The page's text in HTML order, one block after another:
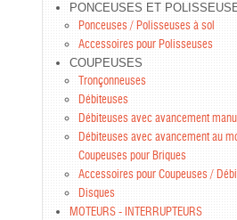
PONCEUSES ET
Ponceuses / Polisseuses à sol
Accessoires pour Polisseuses
COUPEUSES
Tronçonneuses
Débiteuses
Débiteuses avec avancement
Débiteuses avec avancement au
Coupeuses pour Briques
Accessoires pour Coupeuses /
Disques
MOTEURS - INTERRUPTEURS